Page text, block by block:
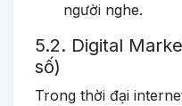
người nghe.
5.2. Digital
số)
Trong thời đại